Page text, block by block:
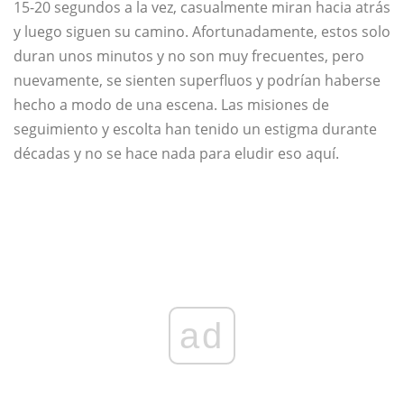
15-20 segundos a la vez, casualmente miran hacia atrás
y luego siguen su camino. Afortunadamente, estos solo
duran unos minutos y no son muy frecuentes, pero
nuevamente, se sienten superfluos y podrían haberse
hecho a modo de una escena. Las misiones de
seguimiento y escolta han tenido un estigma durante
décadas y no se hace nada para eludir eso aquí.
ad